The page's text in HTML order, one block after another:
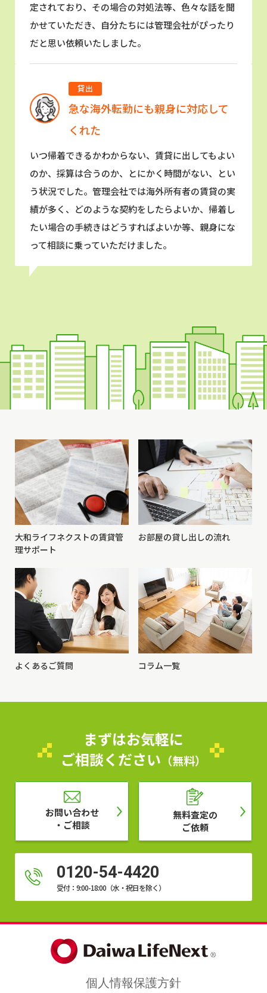
定されており、その場合の対処法等、色々な話を聞
かせていただき、自分たちには管理会社がぴったり
だと思い依頼いたしました。
貸出
急な海外転勤にも親身に対応して
くれた
いつ帰着できるかわからない、賃貸に出してもよい
のか、採算は合うのか、とにかく時間がない、とい
う状況でした。管理会社では海外所有者の賃貸の実
績が多く、どのような契約をしたらよいか、帰着し
たい場合の手続きはどうすればよいか等、親身にな
って相談に乗っていただけました。
大和ライフネクストの賃貸管
理サポート
お部屋の貸し出しの流れ
よくあるご質問 コラム一覧
まずはお気軽に
ご相談ください （無料）
お問い合わせ
・ご相談
無料査定の
ご依頼
0120-54-4420
受付：9:00-18:00（水・祝日を除く）
個人情報保護方針